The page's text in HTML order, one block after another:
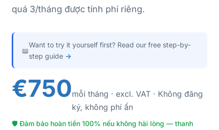
quá 3/tháng được tính phí riêng.
📖
Want to try it yourself first? Read our free step-by-
step guide →
€750mỗi tháng · excl. VAT · Không đăng
ký, không phí ẩn
🛡 Đảm bảo hoàn tiền 100% nếu không hài lòng — thanh